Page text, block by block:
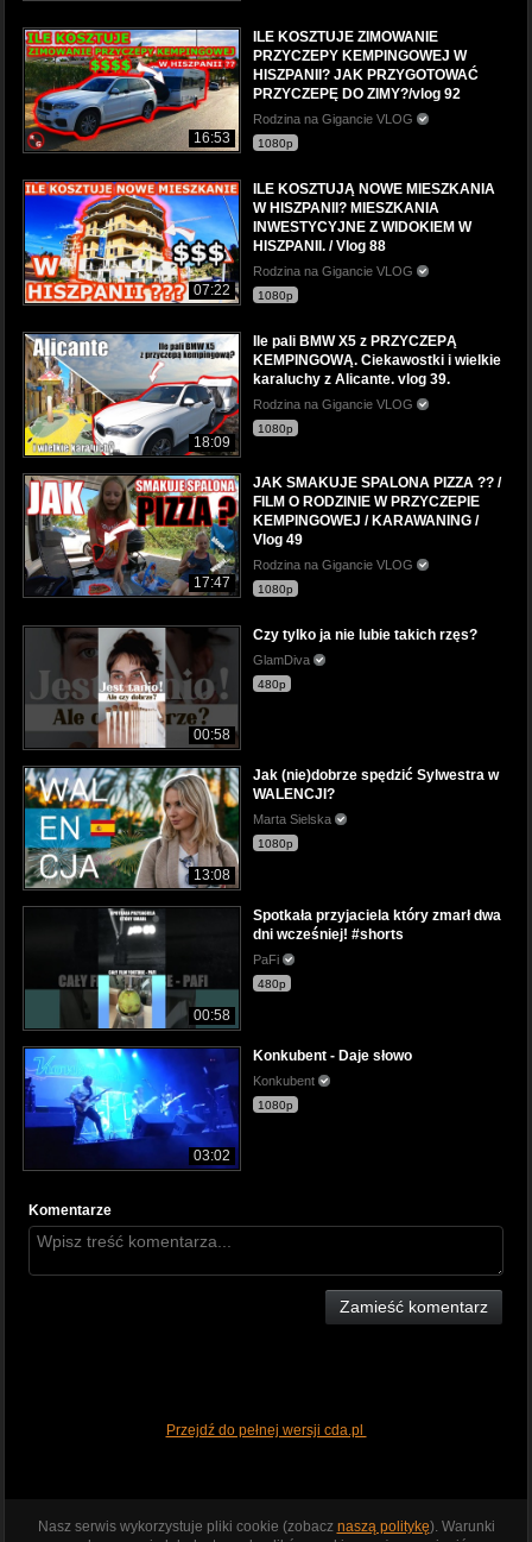
16:53
ILE KOSZTUJE ZIMOWANIE
PRZYCZEPY KEMPINGOWEJ W
HISZPANII? JAK PRZYGOTOWAĆ
PRZYCZEPĘ DO ZIMY?/vlog 92
Rodzina na Gigancie VLOG
1080p
07:22
ILE KOSZTUJĄ NOWE MIESZKANIA
W HISZPANII? MIESZKANIA
INWESTYCYJNE Z WIDOKIEM W
HISZPANII. / Vlog 88
Rodzina na Gigancie VLOG
1080p
18:09
Ile pali BMW X5 z PRZYCZEPĄ
KEMPINGOWĄ. Ciekawostki i wielkie
karaluchy z Alicante. vlog 39.
Rodzina na Gigancie VLOG
1080p
17:47
JAK SMAKUJE SPALONA PIZZA ?? /
FILM O RODZINIE W PRZYCZEPIE
KEMPINGOWEJ / KARAWANING /
Vlog 49
Rodzina na Gigancie VLOG
1080p
00:58
Czy tylko ja nie lubie takich rzęs?
GlamDiva
480p
13:08
Jak (nie)dobrze spędzić Sylwestra w
WALENCJI?
Marta Sielska
1080p
00:58
Spotkała przyjaciela który zmarł dwa
dni wcześniej! #shorts
PaFi
480p
03:02
Konkubent - Daje słowo
Konkubent
1080p
Komentarze
Zamieść komentarz
Przejdź do pełnej wersji cda.pl
Nasz serwis wykorzystuje pliki cookie (zobacz naszą politykę). Warunki